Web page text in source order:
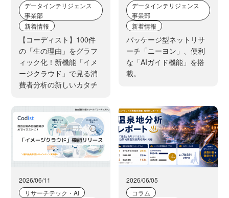
データインテリジェンス
事業部
新着情報
【コーディスト】100件
の「生の理由」をグラフ
ィック化！新機能「イメ
ージクラウド」で見る消
費者分析の新しいカタチ
データインテリジェンス
事業部
新着情報
パッケージ型ネットリサ
ーチ「ニーヨン」、便利
な「AIガイド機能」を搭
載。
2026/06/11
リサーチテック・AI
2026/06/05
コラム